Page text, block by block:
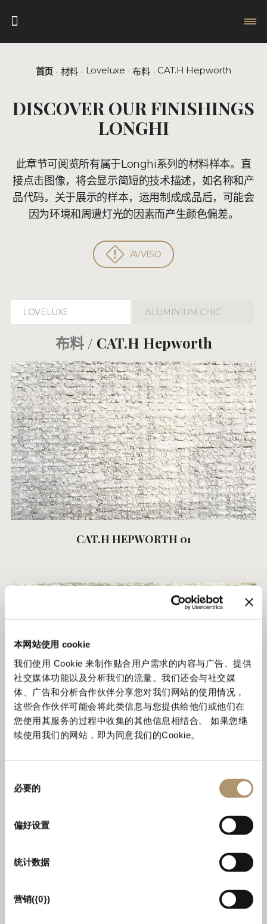
本网站使用 cookie
我们使用 Cookie 来制作贴合用户需求的内容与广告、提供
社交媒体功能以及分析我们的流量。我们还会与社交媒
体、广告和分析合作伙伴分享您对我们网站的使用情况，
这些合作伙伴可能会将此类信息与您提供给他们或他们在
您使用其服务的过程中收集的其他信息相结合。 如果您继
续使用我们的网站，即为同意我们的Cookie。
必要的
偏好设置
统计数据
营销({0})
首页 材料 Loveluxe 布料 CAT.H Hepworth
DISCOVER OUR FINISHINGS
LONGHI
此章节可阅览所有属于Longhi系列的材料样本。直
接点击图像，将会显示简短的技术描述，如名称和产
品代码。关于展示的样本，运用制成成品后，可能会
因为环境和周遭灯光的因素而产生颜色偏差。
AVVISO
LOVELUXE ALUMINIUM CHIC
布料/ CAT.H Hepworth
CAT.H HEPWORTH 01
CAT.H HEPWORTH 02